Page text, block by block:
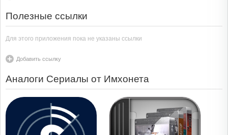
Полезные ссылки
Для этого приложения пока не указаны ссылки
Добавить ссылку
Аналоги Сериалы от Имхонета